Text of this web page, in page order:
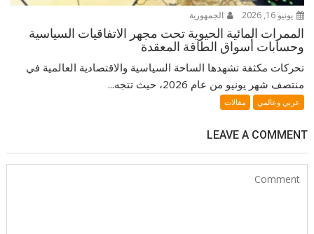
يونيو 16, 2026 الجمهورية
الممرات المائية الحيوية تحت مجهر الاتفاقيات السياسية
وحسابات أسواق الطاقة المعقدة
تحركات مكثفة تشهدها الساحة السياسية والاقتصادية العالمية في
منتصف شهر يونيو من عام 2026، حيث تتجه...
عربي وعالمي مقالات
LEAVE A COMMENT